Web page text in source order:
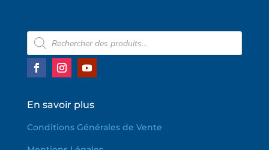
Recherche
de
produits
En savoir plus
Conditions Générales de Vente